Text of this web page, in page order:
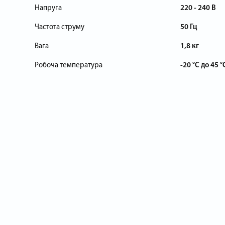
Напруга 220 - 240 В
Частота струму 50 Гц
Вага 1,8 кг
Робоча температура -20 °C до 45